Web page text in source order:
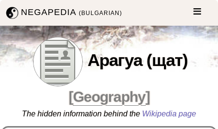
NEGAPEDIA(BULGARIAN)
Арагуа (щат)
[Geography]
The hidden information behind the Wikipedia page